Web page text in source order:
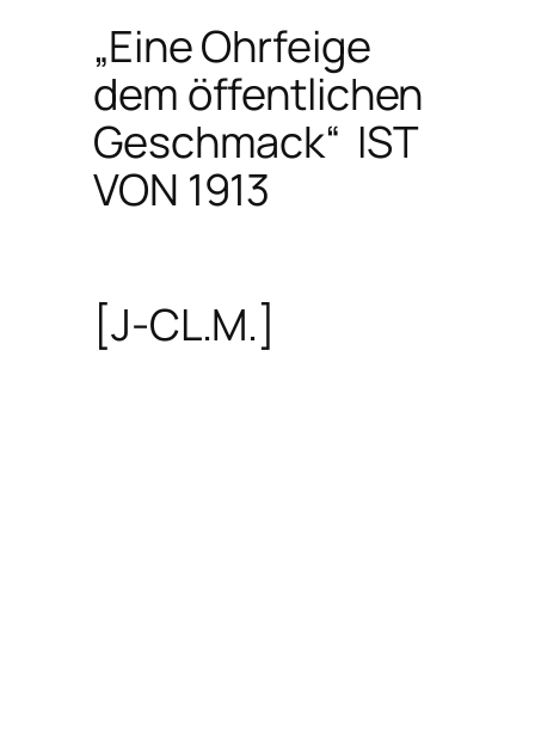
„Eine Ohrfeige
dem öffentlichen
Geschmack“ IST
VON 1913
[J-CL.M.]